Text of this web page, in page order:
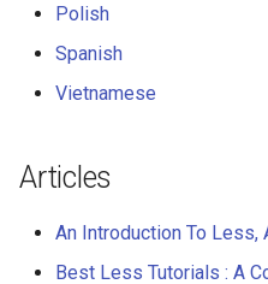
Polish
Spanish
Vietnamese
Articles
An Introduction To Less,
Best Less Tutorials : A